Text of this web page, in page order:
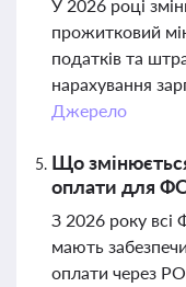
У 2026 році
прожитковий
податків та
нарахування
Джерело
Що
оплати для
З 2026 року всі
мають
оплати через